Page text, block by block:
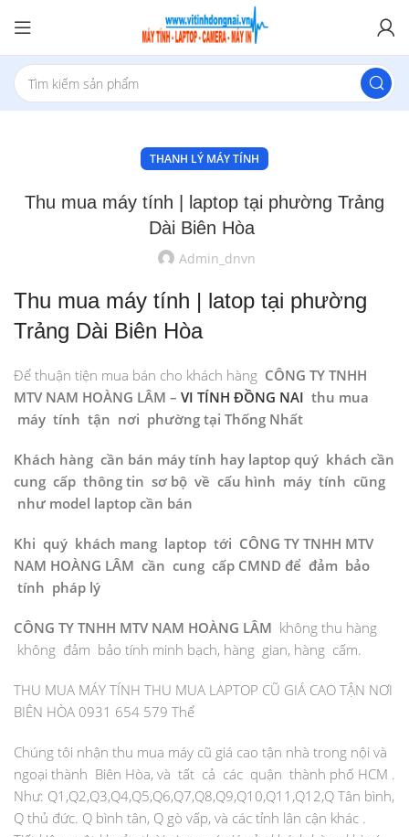
THANH LÝ MÁY TÍNH
Thu mua máy tính | laptop tại phường Trảng
Dài Biên Hòa
Admin_dnvn
Thu mua máy tính | latop tại phường
Trảng Dài Biên Hòa
Để thuận tiện mua bán cho khách hàng CÔNG TY TNHH
MTV NAM HOÀNG LÂM – VI TÍNH ĐỒNG NAI thu mua
máy tính tận nơi phường tại Thống Nhất
Khách hàng cần bán máy tính hay laptop quý khách cần
cung cấp thông tin sơ bộ về cấu hình máy tính cũng
như model laptop cần bán
Khi quý khách mang laptop tới CÔNG TY TNHH MTV
NAM HOÀNG LÂM cần cung cấp CMND để đảm bảo
tính pháp lý
CÔNG TY TNHH MTV NAM HOÀNG LÂM không thu hàng
không đảm bảo tính minh bạch, hàng gian, hàng cấm.
THU MUA MÁY TÍNH THU MUA LAPTOP CŨ GIÁ CAO TẬN NƠI
BIÊN HÒA 0931 654 579 Thể
Chúng tôi nhận thu mua máy cũ giá cao tận nhà trong nội và
ngoại thành Biên Hòa, và tất cả các quận thành phố HCM .
Như: Q1,Q2,Q3,Q4,Q5,Q6,Q7,Q8,Q9,Q10,Q11,Q12,Q Tân bình,
Q thủ đức. Q bình tân, Q gò vấp, và các tỉnh lân cận khác .